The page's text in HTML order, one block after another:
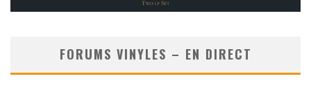
FORUMS VINYLES – EN DIRECT